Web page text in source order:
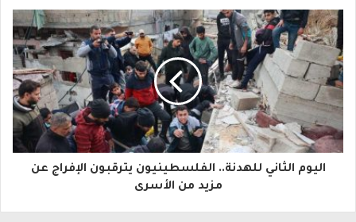
إ
ك
ت
و
اليوم الثاني للهدنة.. الفلسطينيون يترقبون الإفراج عن
مزيد من الأسرى